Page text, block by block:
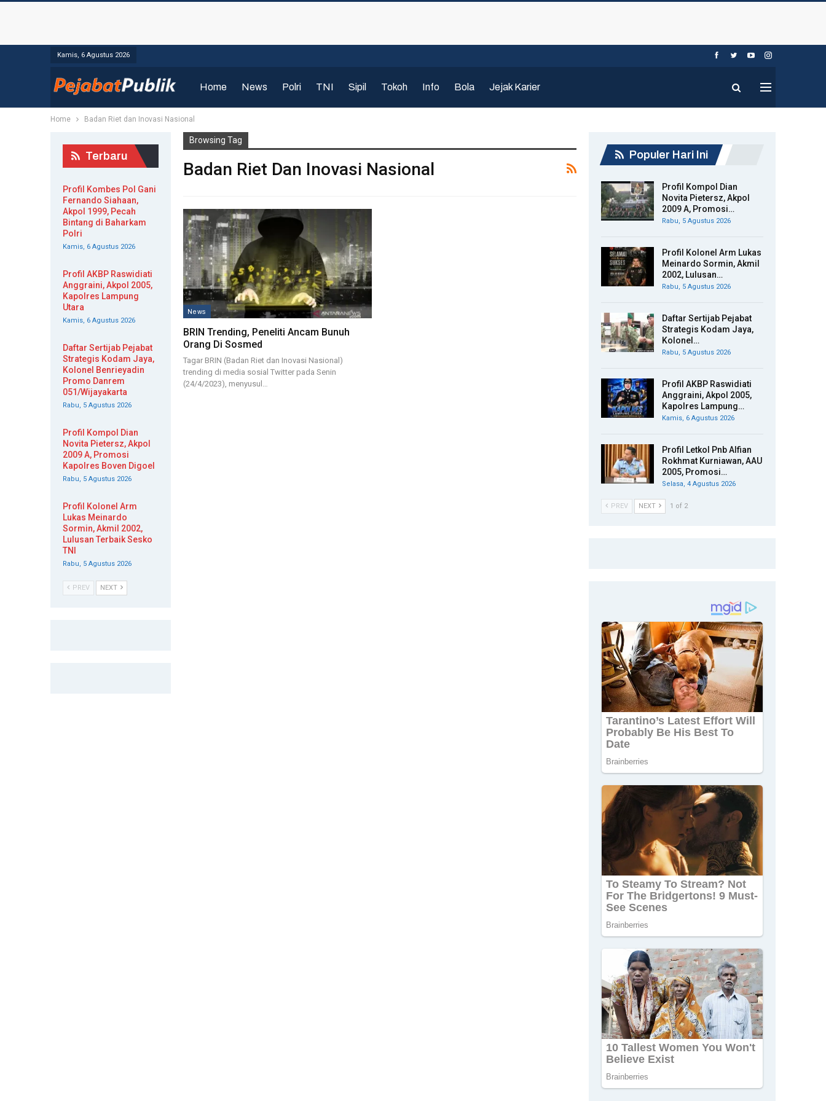
Kamis, 6 Agustus 2026
Home News Polri TNI Sipil Tokoh Info Bola Jejak Karier
Home Badan Riet dan Inovasi Nasional
Browsing Tag
Badan Riet Dan Inovasi Nasional
News
BRIN Trending, Peneliti Ancam Bunuh
Orang Di Sosmed
Tagar BRIN (Badan Riet dan Inovasi Nasional)
trending di media sosial Twitter pada Senin
(24/4/2023), menyusul…
Populer Hari Ini
Profil Kompol Dian
Novita Pietersz, Akpol
2009 A, Promosi…
Rabu, 5 Agustus 2026
Profil Kolonel Arm Lukas
Meinardo Sormin, Akmil
2002, Lulusan…
Rabu, 5 Agustus 2026
Daftar Sertijab Pejabat
Strategis Kodam Jaya,
Kolonel…
Rabu, 5 Agustus 2026
Profil AKBP Raswidiati
Anggraini, Akpol 2005,
Kapolres Lampung…
Kamis, 6 Agustus 2026
Profil Letkol Pnb Alfian
Rokhmat Kurniawan, AAU
2005, Promosi…
Selasa, 4 Agustus 2026
PREV NEXT 1 of 2
Terbaru
Profil Kombes Pol Gani
Fernando Siahaan,
Akpol 1999, Pecah
Bintang di Baharkam
Polri
Kamis, 6 Agustus 2026
Profil AKBP Raswidiati
Anggraini, Akpol 2005,
Kapolres Lampung
Utara
Kamis, 6 Agustus 2026
Daftar Sertijab Pejabat
Strategis Kodam Jaya,
Kolonel Benrieyadin
Promo Danrem
051/Wijayakarta
Rabu, 5 Agustus 2026
Profil Kompol Dian
Novita Pietersz, Akpol
2009 A, Promosi
Kapolres Boven Digoel
Rabu, 5 Agustus 2026
Profil Kolonel Arm
Lukas Meinardo
Sormin, Akmil 2002,
Lulusan Terbaik Sesko
TNI
Rabu, 5 Agustus 2026
PREV NEXT